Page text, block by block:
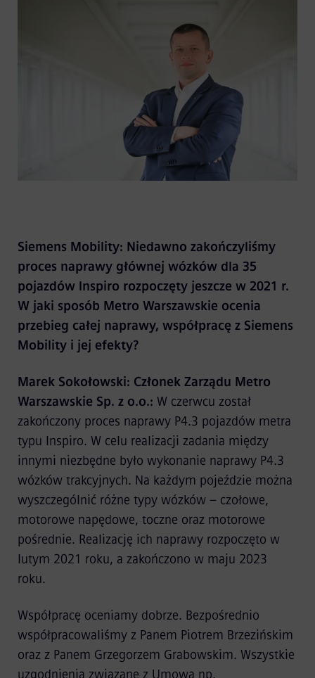
Siemens Mobility: Niedawno zakończyliśmy
proces naprawy głównej wózków dla 35
pojazdów Inspiro rozpoczęty jeszcze w 2021 r.
W jaki sposób Metro Warszawskie ocenia
przebieg całej naprawy, współpracę z Siemens
Mobility i jej efekty?
Marek Sokołowski: Członek Zarządu Metro
Warszawskie Sp. z o.o.: W czerwcu został
zakończony proces naprawy P4.3 pojazdów metra
typu Inspiro. W celu realizacji zadania między
innymi niezbędne było wykonanie naprawy P4.3
wózków trakcyjnych. Na każdym pojeździe można
wyszczególnić różne typy wózków – czołowe,
motorowe napędowe, toczne oraz motorowe
pośrednie. Realizację ich naprawy rozpoczęto w
lutym 2021 roku, a zakończono w maju 2023
roku.
Współpracę oceniamy dobrze. Bezpośrednio
współpracowaliśmy z Panem Piotrem Brzezińskim
oraz z Panem Grzegorzem Grabowskim. Wszystkie
uzgodnienia związane z Umową np.